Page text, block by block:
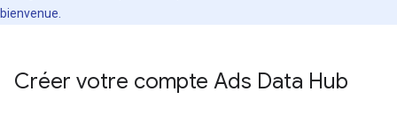
bienvenue.
Créer votre compte Ads Data Hub